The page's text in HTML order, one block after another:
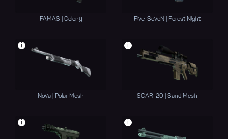
FAMAS | Colony Five-SeveN | Forest Night
i
Nova | Polar Mesh
i
SCAR-20 | Sand Mesh
i i